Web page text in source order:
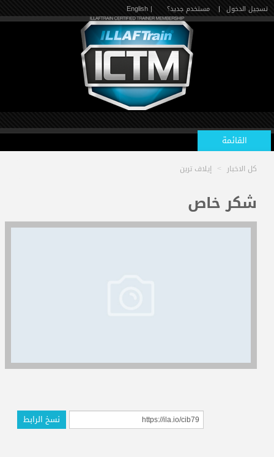
تسجيل الدخول | مستخدم جديد؟ | English
القائمة
الرئيسية
الدورات القادمة
كل الاخبار > إيلاف ترين
شكر خاص
نسخ الرابط